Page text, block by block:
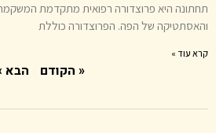
תחתונה היא פרוצדורה רפואית מתקדמת
והאסתטיקה של הפה. הפרוצדורה כוללת
קרא עוד »
« הקודם הבא